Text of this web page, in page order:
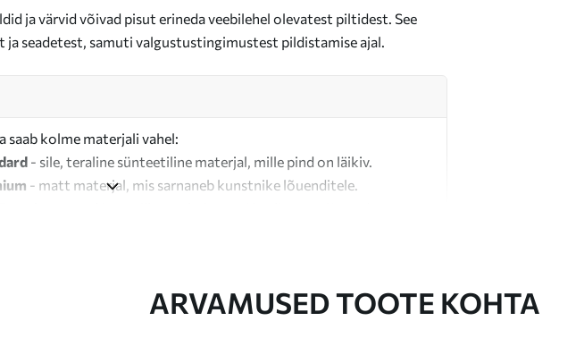
ja värvid võivad pisut erineda veebilehel olevatest piltidest. See
seadetest, samuti valgustustingimustest pildistamise ajal.
saab kolme materjali vahel:
- sile, teraline sünteetiline materjal, mille pind on läikiv.
- matt materjal, mis sarnaneb kunstnike lõuenditele.
ARVAMUSED TOOTE KOHTA